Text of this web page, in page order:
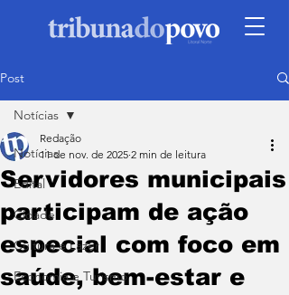
Post
Notícias
Edital
Cidade
Cultura e Lazer
Economia e Turismo
Notícias
Servidores municipais
participam de ação
especial com foco em
saúde, bem-estar e
Redação
11 de nov. de 2025 2 min de leitura